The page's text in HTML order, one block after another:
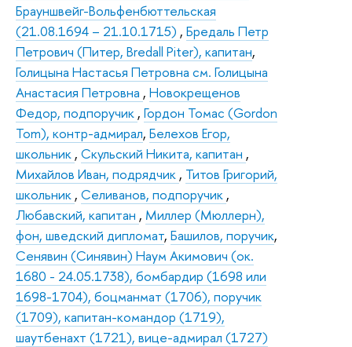
Брауншвейг-Вольфенбюттельская
(21.08.1694 – 21.10.1715) , Бредаль Петр
Петрович (Питер, Bredall Piter), капитан,
Голицына Настасья Петровна см. Голицына
Анастасия Петровна , Новокрещенов
Федор, подпоручик , Гордон Томас (Gordon
Tom), контр-адмирал, Белехов Егор,
школьник , Скульский Никита, капитан ,
Михайлов Иван, подрядчик , Титов Григорий,
школьник , Селиванов, подпоручик ,
Любавский, капитан , Миллер (Мюллерн),
фон, шведский дипломат, Башилов, поручик,
Сенявин (Синявин) Наум Акимович (ок.
1680 - 24.05.1738), бомбардир (1698 или
1698-1704), боцманмат (1706), поручик
(1709), капитан-командор (1719),
шаутбенахт (1721), вице-адмирал (1727)